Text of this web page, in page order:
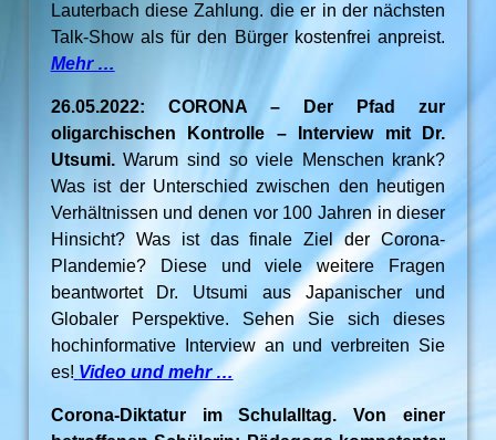
Lauterbach diese Zahlung. die er in der nächsten
Talk-Show als für den Bürger kostenfrei anpreist.
Mehr …
26.05.2022: CORONA – Der Pfad zur
oligarchischen Kontrolle – Interview mit Dr.
Utsumi.Warum sind so viele Menschen krank?
Was ist der Unterschied zwischen den heutigen
Verhältnissen und denen vor 100 Jahren in dieser
Hinsicht? Was ist das finale Ziel der Corona-
Plandemie? Diese und viele weitere Fragen
beantwortet Dr. Utsumi aus Japanischer und
Globaler Perspektive. Sehen Sie sich dieses
hochinformative Interview an und verbreiten Sie
es! Video und mehr …
Corona-Diktatur im Schulalltag. Von einer